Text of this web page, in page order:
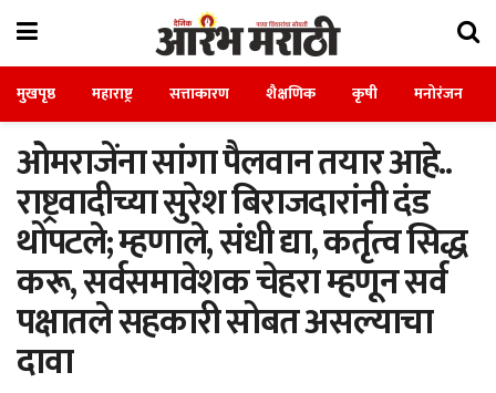
मुखपृष्ठ महाराष्ट्र सत्ताकारण शैक्षणिक कृषी मनोरंजन
ओमराजेंना सांगा पैलवान तयार आहे..
राष्ट्रवादीच्या सुरेश बिराजदारांनी दंड
थोपटले; म्हणाले, संधी द्या, कर्तृत्व सिद्ध
करू, सर्वसमावेशक चेहरा म्हणून सर्व
पक्षातले सहकारी सोबत असल्याचा
दावा